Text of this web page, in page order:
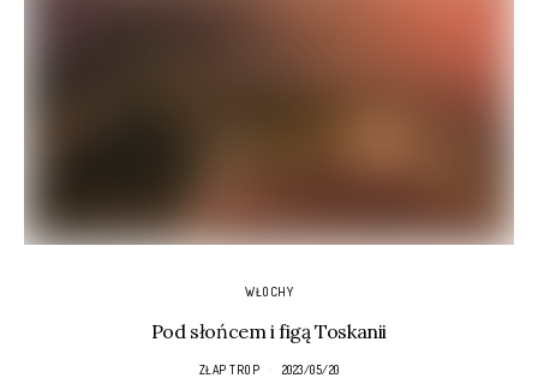
WŁOCHY
Pod słońcem i figą Toskanii
ZŁAP TROP 2023/05/20